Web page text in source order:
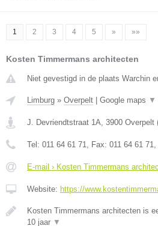
1 2 3 4 5 » »»
Kosten Timmermans architecten
Niet gevestigd in de plaats Warchin
Limburg » Overpelt Google maps ▼
J. Devriendtstraat 1A, 3900 Overpelt
Tel: 011 64 61 71, Fax: 011 64 61 71,
E-mail › Kosten Timmermans
Website: https://
Kosten Timmermans architecten is
10 jaar ▼